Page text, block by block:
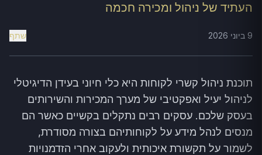
העתיד של ניהול ומכירה חכמה
9 ביוני 2026 שתף
תוכנת ניהול קשרי לקוחות היא כלי חיוני בעידן הדיגיטלי
לניהול יעיל ואפקטיבי של מערך המכירות והשירותים
בעסק שלכם. עסקים רבים נתקלים בקשיים כאשר הם
מנסים לנהל מידע על לקוחותיהם בצורה מסודרת,
לשמור על תקשורת איכותית ולעקוב אחרי הזדמנויות